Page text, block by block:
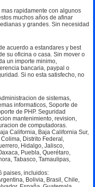
rapidamente con algunos
muchos años de afinar
y grandes. Sin necesidad
acuerdo a estandares y best
su oficina o casa. Sin mover o
un importe minimo,
bancaria, paypal o
Si no esta satisfecho, no
de sistemas,
informaticos, Soporte de
de PHP. Seguridad
mantenimiento, revision,
de computadoras.
California, Baja California Sur,
Distrito Federal,
Hidalgo, Jalisco,
Puebla, Querétaro,
Tabasco, Tamaulipas,
paises, incluidos:
Bolivia, Brasil, Chile,